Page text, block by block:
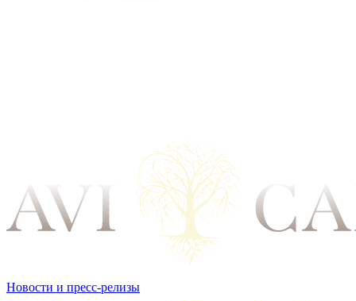
Новости и пресс-релизы